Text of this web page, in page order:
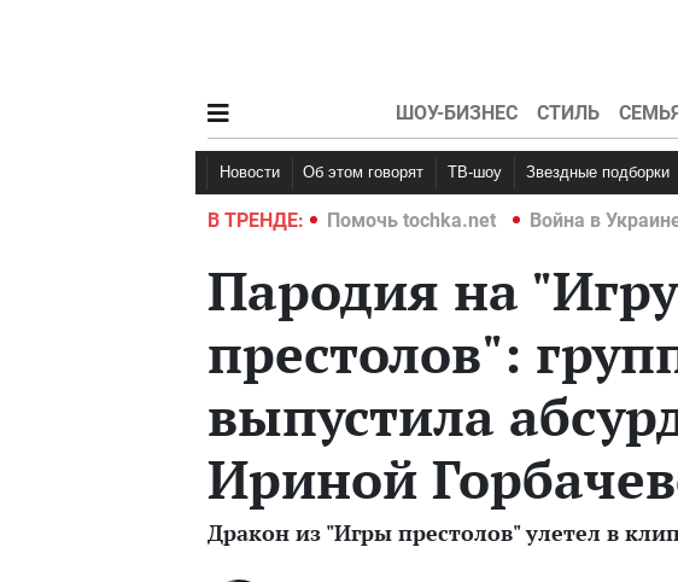
ШОУ-БИЗНЕС СТИЛЬ
Новости Об этом говорят ТВ-шоу Звездные подборки
В ТРЕНДЕ:
Война в Украине 2022 Помочь tochka.net Война в
Пародия на "Игру
престолов":
выпустила
Ириной
Дракон из "Игры престолов" улетел в